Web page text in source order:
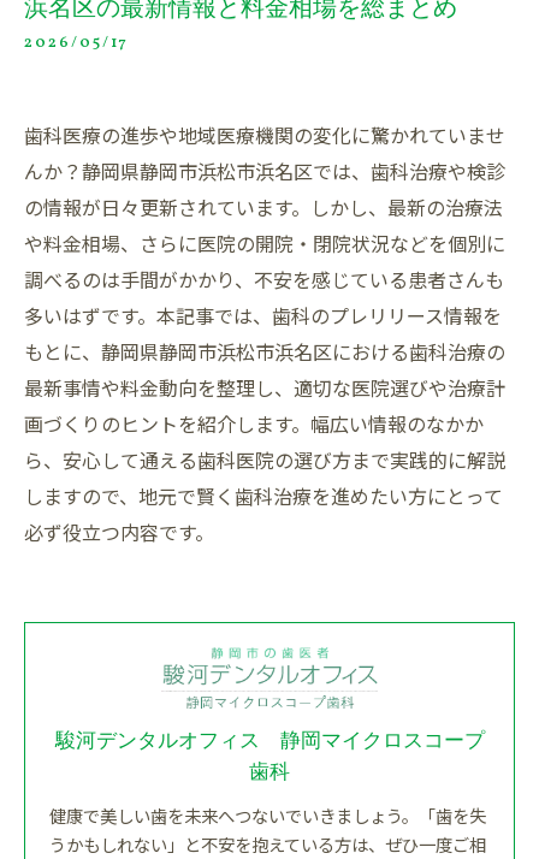
浜名区の最新情報と料金相場を総まとめ
2026/05/17
歯科医療の進歩や地域医療機関の変化に驚かれていませ
んか？静岡県静岡市浜松市浜名区では、歯科治療や検診
の情報が日々更新されています。しかし、最新の治療法
や料金相場、さらに医院の開院・閉院状況などを個別に
調べるのは手間がかかり、不安を感じている患者さんも
多いはずです。本記事では、歯科のプレリリース情報を
もとに、静岡県静岡市浜松市浜名区における歯科治療の
最新事情や料金動向を整理し、適切な医院選びや治療計
画づくりのヒントを紹介します。幅広い情報のなかか
ら、安心して通える歯科医院の選び方まで実践的に解説
しますので、地元で賢く歯科治療を進めたい方にとって
必ず役立つ内容です。
駿河デンタルオフィス 静岡マイクロスコープ
歯科
健康で美しい歯を未来へつないでいきましょう。「歯を失
うかもしれない」と不安を抱えている方は、ぜひ一度ご相